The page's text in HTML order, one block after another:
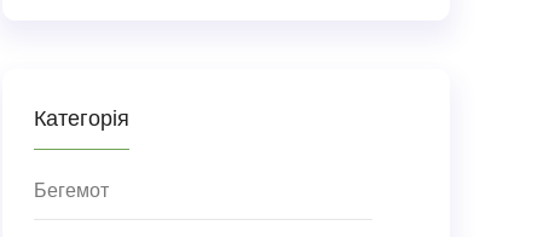
Категорія
Бегемот